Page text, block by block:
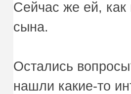
Сейчас же ей, как
сына.
Остались
нашли какие-то